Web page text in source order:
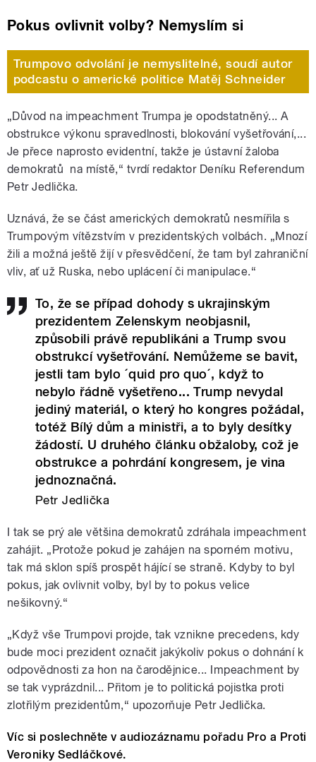
Pokus ovlivnit volby? Nemyslím si
Trumpovo odvolání je nemyslitelné, soudí autor
podcastu o americké politice Matěj Schneider
„Důvod na impeachment Trumpa je opodstatněný... A
obstrukce výkonu spravedlnosti, blokování vyšetřování,...
Je přece naprosto evidentní, takže je ústavní žaloba
demokratů na místě,“ tvrdí redaktor Deníku Referendum
Petr Jedlička.
Uznává, že se část amerických demokratů nesmířila s
Trumpovým vítězstvím v prezidentských volbách. „Mnozí
žili a možná ještě žijí v přesvědčení, že tam byl zahraniční
vliv, ať už Ruska, nebo uplácení či manipulace.“
To, že se případ dohody s ukrajinským
prezidentem Zelenskym neobjasnil,
způsobili právě republikáni a Trump svou
obstrukcí vyšetřování. Nemůžeme se bavit,
jestli tam bylo ´quid pro quo´, když to
nebylo řádně vyšetřeno... Trump nevydal
jediný materiál, o který ho kongres požádal,
totéž Bílý dům a ministři, a to byly desítky
žádostí. U druhého článku obžaloby, což je
obstrukce a pohrdání kongresem, je vina
jednoznačná.
Petr Jedlička
I tak se prý ale většina demokratů zdráhala impeachment
zahájit. „Protože pokud je zahájen na sporném motivu,
tak má sklon spíš prospět hájící se straně. Kdyby to byl
pokus, jak ovlivnit volby, byl by to pokus velice
nešikovný.“
„Když vše Trumpovi projde, tak vznikne precedens, kdy
bude moci prezident označit jakýkoliv pokus o dohnání k
odpovědnosti za hon na čarodějnice... Impeachment by
se tak vyprázdnil... Přitom je to politická pojistka proti
zlotřilým prezidentům,“ upozorňuje Petr Jedlička.
Víc si poslechněte v audiozáznamu pořadu Pro a Proti
Veroniky Sedláčkové.